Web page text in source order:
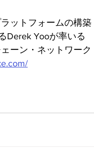
ットフォームの構築
Derek Yooが率いる
ーン・ネットワーク